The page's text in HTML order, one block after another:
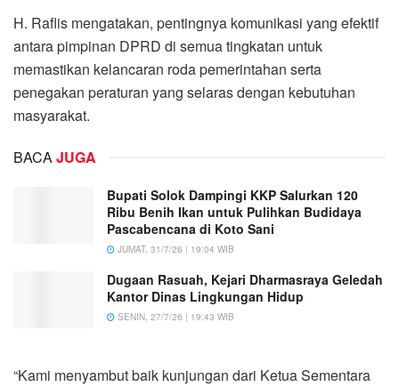
H. Raflis mengatakan, pentingnya komunikasi yang efektif
antara pimpinan DPRD di semua tingkatan untuk
memastikan kelancaran roda pemerintahan serta
penegakan peraturan yang selaras dengan kebutuhan
masyarakat.
BACAJUGA
Bupati Solok Dampingi KKP Salurkan 120
Ribu Benih Ikan untuk Pulihkan Budidaya
Pascabencana di Koto Sani
JUMAT, 31/7/26 | 19:04 WIB
Dugaan Rasuah, Kejari Dharmasraya Geledah
Kantor Dinas Lingkungan Hidup
SENIN, 27/7/26 | 19:43 WIB
“Kami menyambut baik kunjungan dari Ketua Sementara